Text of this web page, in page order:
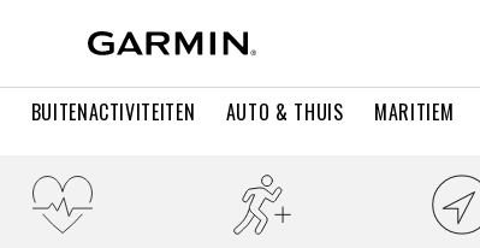
BUITENACTIVITEITEN AUTO & THUIS MARITIEM